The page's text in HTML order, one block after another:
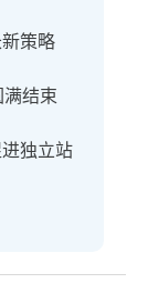
策略
结束
独立站